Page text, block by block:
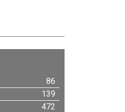
86
139
472